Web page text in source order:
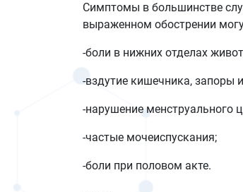
Симптомы в большинстве
выраженном обострении
-боли в нижних отделах
-вздутие кишечника, запоры
-нарушение менструального
-частые мочеиспускания;
-боли при половом акте.